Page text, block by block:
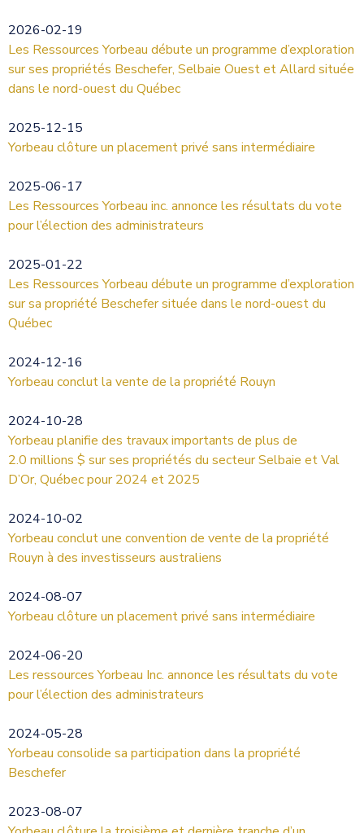
2026-02-19
Les Ressources Yorbeau débute un programme d’exploration
sur ses propriétés Beschefer, Selbaie Ouest et Allard située
dans le nord-ouest du Québec
2025-12-15
Yorbeau clôture un placement privé sans intermédiaire
2025-06-17
Les Ressources Yorbeau inc. annonce les résultats du vote
pour l’élection des administrateurs
2025-01-22
Les Ressources Yorbeau débute un programme d’exploration
sur sa propriété Beschefer située dans le nord-ouest du
Québec
2024-12-16
Yorbeau conclut la vente de la propriété Rouyn
2024-10-28
Yorbeau planifie des travaux importants de plus de
2.0 millions $ sur ses propriétés du secteur Selbaie et Val
D’Or, Québec pour 2024 et 2025
2024-10-02
Yorbeau conclut une convention de vente de la propriété
Rouyn à des investisseurs australiens
2024-08-07
Yorbeau clôture un placement privé sans intermédiaire
2024-06-20
Les ressources Yorbeau Inc. annonce les résultats du vote
pour l’élection des administrateurs
2024-05-28
Yorbeau consolide sa participation dans la propriété
Beschefer
2023-08-07